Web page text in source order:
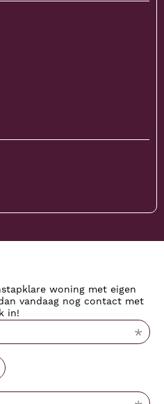
woning met eigen
vandaag nog contact met
in!